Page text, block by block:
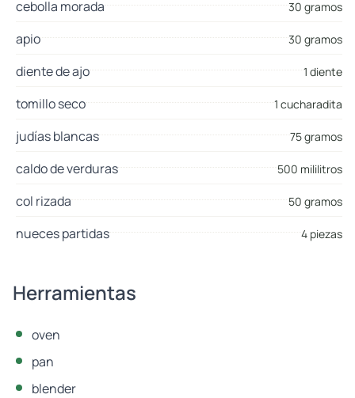
cebolla morada 30 gramos
apio 30 gramos
diente de ajo 1 diente
tomillo seco 1 cucharadita
judías blancas 75 gramos
caldo de verduras 500 mililitros
col rizada 50 gramos
nueces partidas 4 piezas
Herramientas
oven
pan
blender